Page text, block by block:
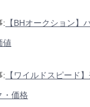
: 【BHオークション】
値
: 【ワイルドスピード
・価格